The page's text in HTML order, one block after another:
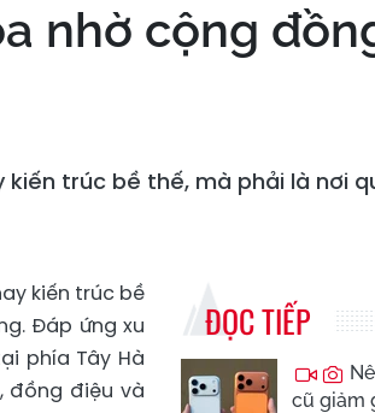
nhờ cộng
trúc bề thế, mà phải là nơi
kiến trúc bề
Đáp ứng xu
phía Tây Hà
đồng điệu và
ĐỌC TIẾP
cũ giảm